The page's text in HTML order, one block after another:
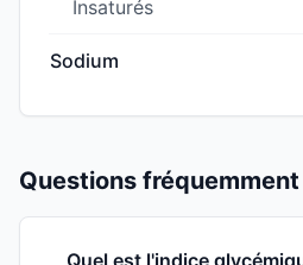
Insaturés
Sodium
Questions
Quel est l'indice